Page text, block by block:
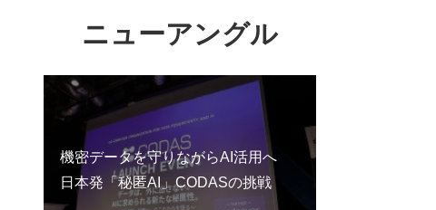
ニューアングル
機密データを守りながらAI活用へ
日本発「秘匿AI」CODASの挑戦